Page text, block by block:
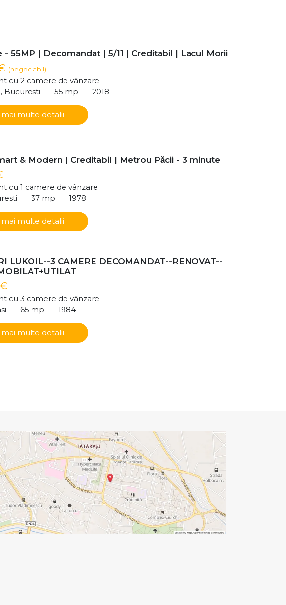
- 55MP | Decomandat | 5/11 | Creditabil | Lacul Morii
(negociabil)
cu 2 camere de vânzare
Bucuresti
55 mp 2018
mai multe detalii
& Modern | Creditabil | Metrou Păcii - 3 minute
cu 1 camere de vânzare
37 mp 1978
mai multe detalii
LUKOIL--3 CAMERE DECOMANDAT--RENOVAT--
cu 3 camere de vânzare
65 mp 1984
mai multe detalii